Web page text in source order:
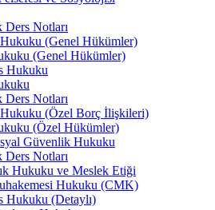
Ders Notları
(Genel Hükümler)
(Genel Hükümler)
Hukuku
Ders Notları
(Özel Borç İlişkileri)
(Özel Hükümler)
Güvenlik Hukuku
Ders Notları
Hukuku ve Meslek Etiği
Hukuku (CMK)
Hukuku (Detaylı)